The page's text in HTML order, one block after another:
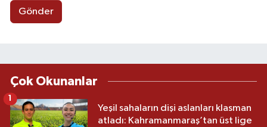
Gönder
Çok Okunanlar
Yeşil sahaların dişi aslanları klasman
atladı: Kahramanmaraş’tan üst lige